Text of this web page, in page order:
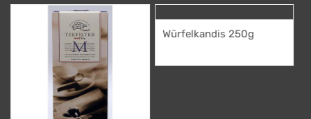
Würfelkandis 250g